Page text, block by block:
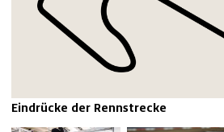
Eindrücke der Rennstrecke